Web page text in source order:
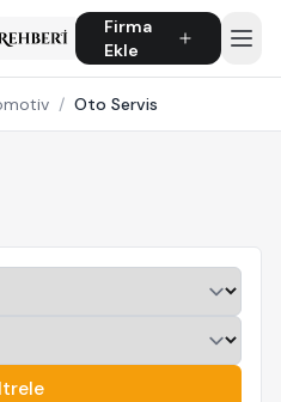
Firma
Ekle
/ Oto Servis